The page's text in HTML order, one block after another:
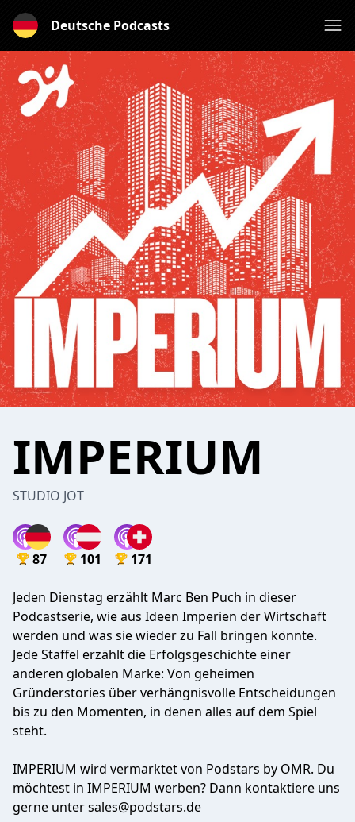
Deutsche Podcasts
IMPERIUM
STUDIO JOT
87 101 171
Jeden Dienstag erzählt Marc Ben Puch in dieser
Podcastserie, wie aus Ideen Imperien der Wirtschaft
werden und was sie wieder zu Fall bringen könnte.
Jede Staffel erzählt die Erfolgsgeschichte einer
anderen globalen Marke: Von geheimen
Gründerstories über verhängnisvolle Entscheidungen
bis zu den Momenten, in denen alles auf dem Spiel
steht.
IMPERIUM wird vermarktet von Podstars by OMR. Du
möchtest in IMPERIUM werben? Dann kontaktiere uns
gerne untersales@podstars.de